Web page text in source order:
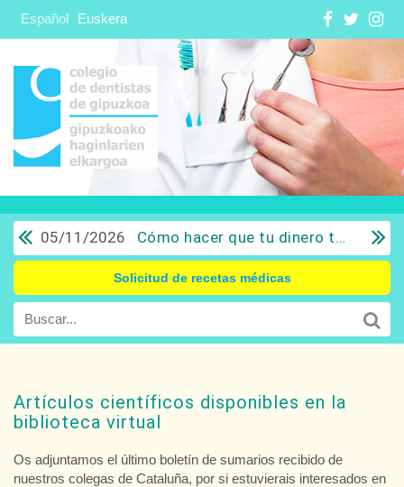
Español Euskera
05/11/2026 Cómo hacer que tu dinero trabaje para ti: Del ahorro a la inversión con sentido común.
Solicitud de recetas médicas
Artículos científicos disponibles en la
biblioteca virtual
Os adjuntamos el último boletín de sumarios recibido de
nuestros colegas de Cataluña, por si estuvierais interesados en